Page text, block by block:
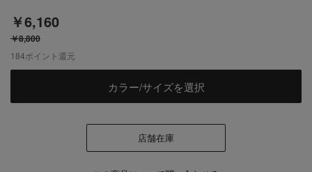
￥6,160
￥8,800
184ポイント還元
カラー/サイズを選択
店舗在庫